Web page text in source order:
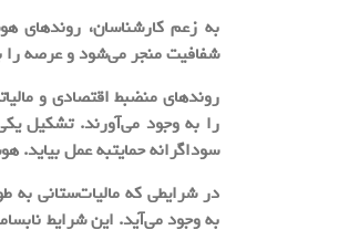
به زعم کارشناسان، روندهای
شفافیت منجر می‌شود و عرصه را
روندهای منضبط اقتصادی و
را به وجود می‌آورند. تشکیل
سوداگرانه حمایتبه عمل بیاید.
در شرایطی که مالیات‌ستانی به
به وجود می‌آید. این شرایط